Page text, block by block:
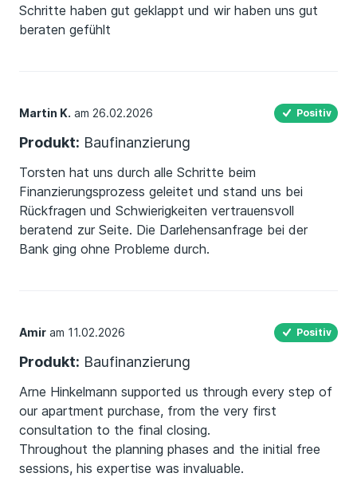
Schritte haben gut geklappt und wir haben uns gut
beraten gefühlt
Martin K. am 26.02.2026 Positiv
Produkt: Baufinanzierung
Torsten hat uns durch alle Schritte beim
Finanzierungsprozess geleitet und stand uns bei
Rückfragen und Schwierigkeiten vertrauensvoll
beratend zur Seite. Die Darlehensanfrage bei der
Bank ging ohne Probleme durch.
Amir am 11.02.2026 Positiv
Produkt: Baufinanzierung
Arne Hinkelmann supported us through every step of
our apartment purchase, from the very first
consultation to the final closing.
Throughout the planning phases and the initial free
sessions, his expertise was invaluable.